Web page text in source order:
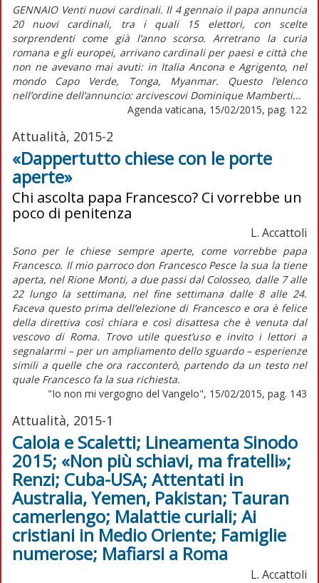
GENNAIO Venti nuovi cardinali. Il 4 gennaio il papa annuncia
20 nuovi cardinali, tra i quali 15 elettori, con scelte
sorprendenti come già l’anno scorso. Arretrano la curia
romana e gli europei, arrivano cardinali per paesi e città che
non ne avevano mai avuti: in Italia Ancona e Agrigento, nel
mondo Capo Verde, Tonga, Myanmar. Questo l’elenco
nell’ordine dell’annuncio: arcivescovi Dominique Mamberti...
Agenda vaticana, 15/02/2015, pag. 122
Attualità, 2015-2
«Dappertutto chiese con le porte
aperte»
Chi ascolta papa Francesco? Ci vorrebbe un
poco di penitenza
L. Accattoli
Sono per le chiese sempre aperte, come vorrebbe papa
Francesco. Il mio parroco don Francesco Pesce la sua la tiene
aperta, nel Rione Monti, a due passi dal Colosseo, dalle 7 alle
22 lungo la settimana, nel fine settimana dalle 8 alle 24.
Faceva questo prima dell’elezione di Francesco e ora è felice
della direttiva così chiara e così disattesa che è venuta dal
vescovo di Roma. Trovo utile quest’uso e invito i lettori a
segnalarmi – per un ampliamento dello sguardo – esperienze
simili a quelle che ora racconterò, partendo da un testo nel
quale Francesco fa la sua richiesta.
"Io non mi vergogno del Vangelo", 15/02/2015, pag. 143
Attualità, 2015-1
Caloia e Scaletti; Lineamenta Sinodo
2015; «Non più schiavi, ma fratelli»;
Renzi; Cuba-USA; Attentati in
Australia, Yemen, Pakistan; Tauran
camerlengo; Malattie curiali; Ai
cristiani in Medio Oriente; Famiglie
numerose; Mafiarsi a Roma
L. Accattoli